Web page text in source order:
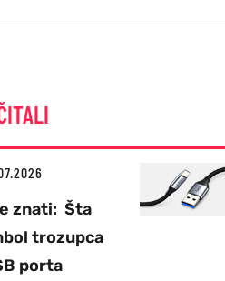
znati: Šta
trozupca
porta